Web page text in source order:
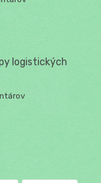
logistických